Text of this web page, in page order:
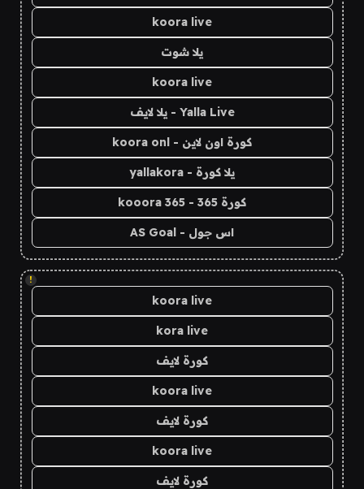
koora live
يلا شوت
koora live
Yalla Live - يلا لايف
كورة اون لاين - koora onl
يلا كورة - yallakora
كورة 365 - kooora 365
اس جول - AS Goal
!
koora live
kora live
كورة لايف
koora live
كورة لايف
koora live
كورة لايف